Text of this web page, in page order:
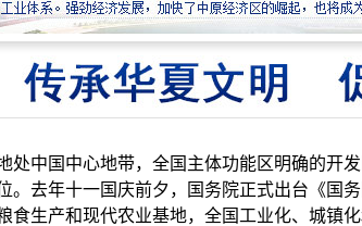
处中国中心地带，全国主体功能区明确的开
。去年十一国庆前夕，国务院正式出台《国
食生产和现代农业基地，全国工业化、城镇